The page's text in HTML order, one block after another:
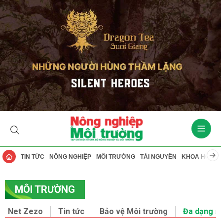
TIN TỨC NÔNG NGHIỆP MÔI TRƯỜNG TÀI NGUYÊN KHOA HỌC
MÔI TRƯỜNG
Net Zezo Tin tức Bảo vệ Môi trường Đa dạng